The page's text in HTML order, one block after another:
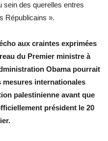
sein des querelles entres
Républicains ».
aux craintes exprimées
du Premier ministre à
Obama pourrait
mesures internationales
palestinienne avant que
président le 20